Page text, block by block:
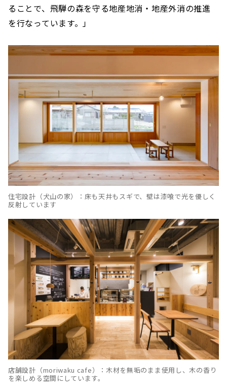
ることで、飛騨の森を守る地産地消・地産外消の推進
を行なっています。」
住宅設計（犬山の家）：床も天井もスギで、壁は漆喰で光を優しく
反射しています
店舗設計（moriwaku cafe）：木材を無垢のまま使用し、木の香り
を楽しめる空間にしています。